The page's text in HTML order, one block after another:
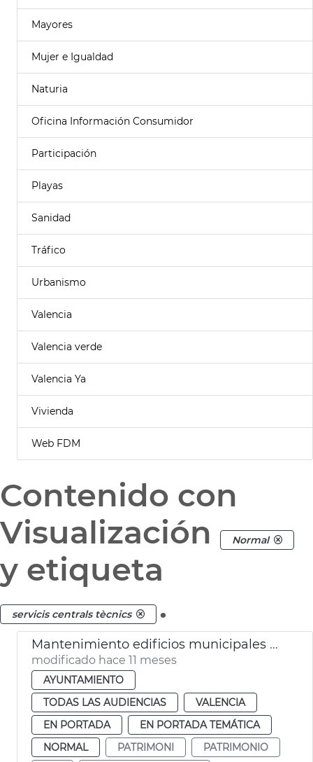
Mayores
Mujer e Igualdad
Naturia
Oficina Información Consumidor
Participación
Playas
Sanidad
Tráfico
Urbanismo
Valencia
Valencia verde
Valencia Ya
Vivienda
Web FDM
Contenido con
Visualización
Normal
y etiqueta
servicis centrals tècnics .
Mantenimiento edificios municipales 40,8 millones Ayuntamiento València
modificado hace 11 meses
AYUNTAMIENTO
TODAS LAS AUDIENCIAS
VALENCIA
EN PORTADA
EN PORTADA TEMÁTICA
NORMAL
PATRIMONI
PATRIMONIO